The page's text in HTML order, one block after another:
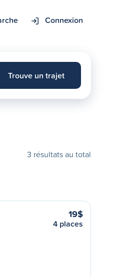
Connexion
Trouve un trajet
3 résultats au total
19$
4 places